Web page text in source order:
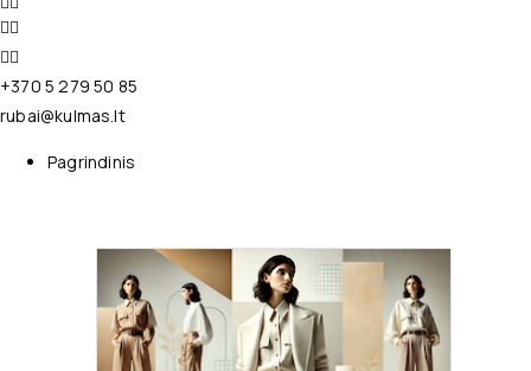
+370 5 279 50 85
rubai@kulmas.lt
Pagrindinis